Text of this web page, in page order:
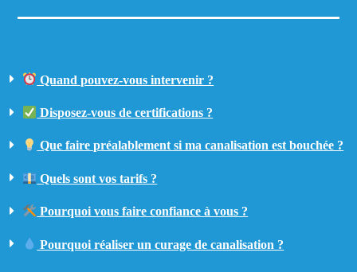
Quand pouvez-vous intervenir ?
Disposez-vous de certifications ?
Que faire préalablement si ma canalisation est bouchée ?
Quels sont vos tarifs ?
Pourquoi vous faire confiance à vous ?
Pourquoi réaliser un curage de canalisation ?